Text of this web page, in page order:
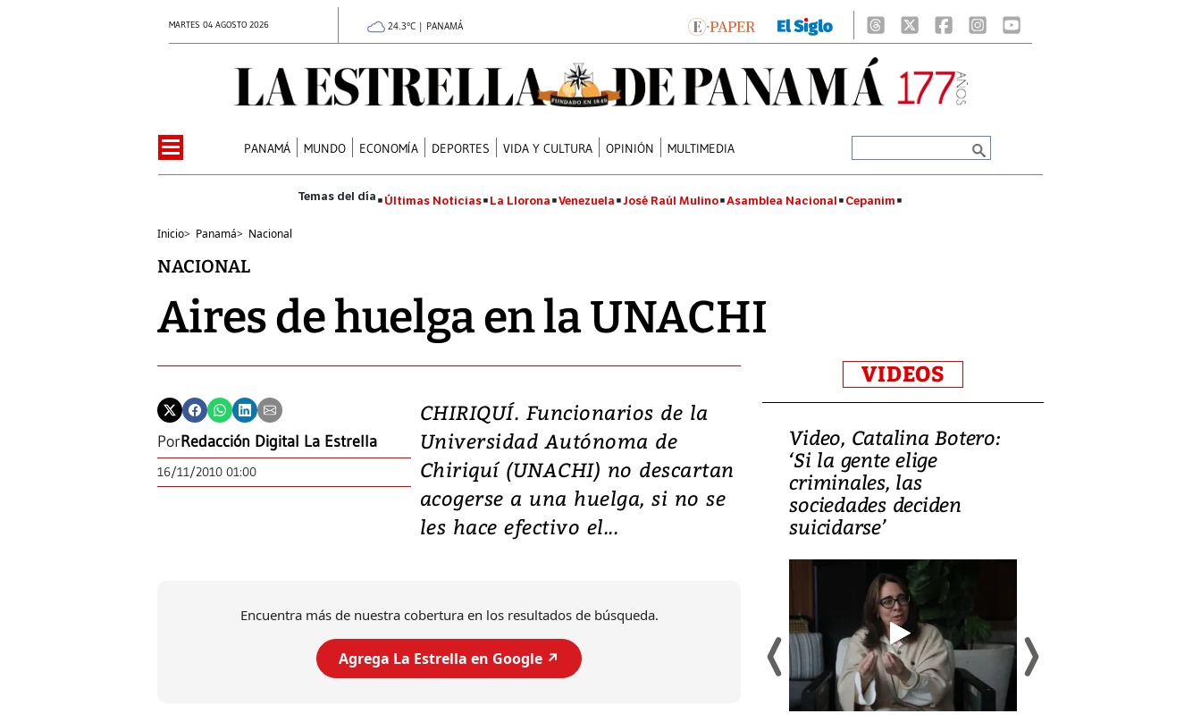
MARTES 04 AGOSTO 2026 24.3°C | PANAMÁ
PANAMÁ MUNDO ECONOMÍA DEPORTES VIDA Y CULTURA OPINIÓN MULTIMEDIA
Últimas Noticias La Llorona Venezuela José Raúl Mulino Asamblea Nacional Cepanim
Inicio> Panamá> Nacional
NACIONAL
Aires de huelga en la UNACHI
PorRedacción Digital La Estrella
16/11/2010 01:00
CHIRIQUÍ. Funcionarios de la
Universidad Autónoma de
Chiriquí (UNACHI) no descartan
acogerse a una huelga, si no se
les hace efectivo el...
Encuentra más de nuestra cobertura en los resultados de búsqueda.
Agrega La Estrella en Google ↗️
VIDEOS
Video, Japón: Terremoto
deja heridos y graves
daños en Kumamoto
Video, Catalina Botero:
‘Si la gente elige
criminales, las
sociedades deciden
suicidarse’